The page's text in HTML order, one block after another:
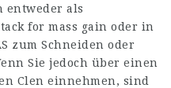
entweder als
for mass gain oder in
zum Schneiden oder
Sie jedoch über einen
Clen einnehmen, sind